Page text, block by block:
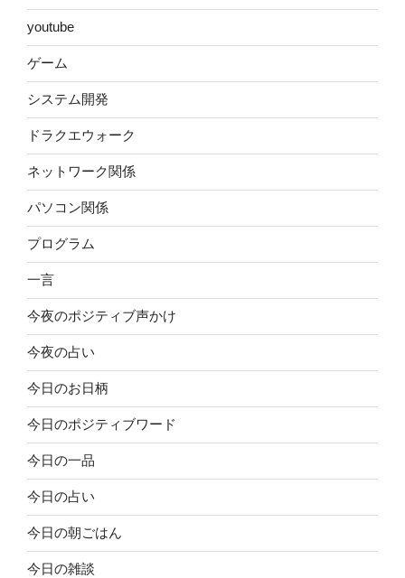
youtube
ゲーム
システム開発
ドラクエウォーク
ネットワーク関係
パソコン関係
プログラム
一言
今夜のポジティブ声かけ
今夜の占い
今日のお日柄
今日のポジティブワード
今日の一品
今日の占い
今日の朝ごはん
今日の雑談